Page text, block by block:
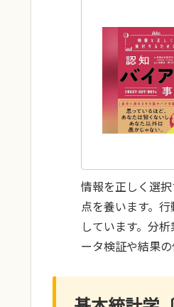
情報を正しく選
点を養います。
しています。分
ータ検証や結果